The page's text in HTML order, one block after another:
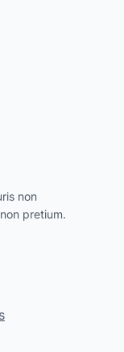
non
pretium.